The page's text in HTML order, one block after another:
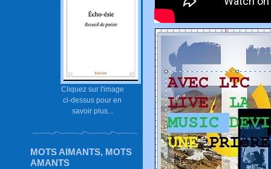
Cliquez sur l'image
ci-dessus pour en
savoir plus...
MOTS AIMANTS, MOTS
AMANTS